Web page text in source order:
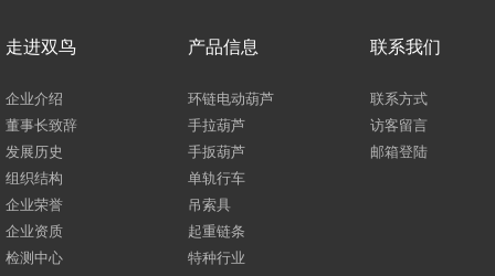
走进双鸟
企业介绍
董事长致辞
发展历史
组织结构
企业荣誉
企业资质
检测中心
产品信息
环链电动葫芦
手拉葫芦
手扳葫芦
单轨行车
吊索具
起重链条
特种行业
联系我们
联系方式
访客留言
邮箱登陆